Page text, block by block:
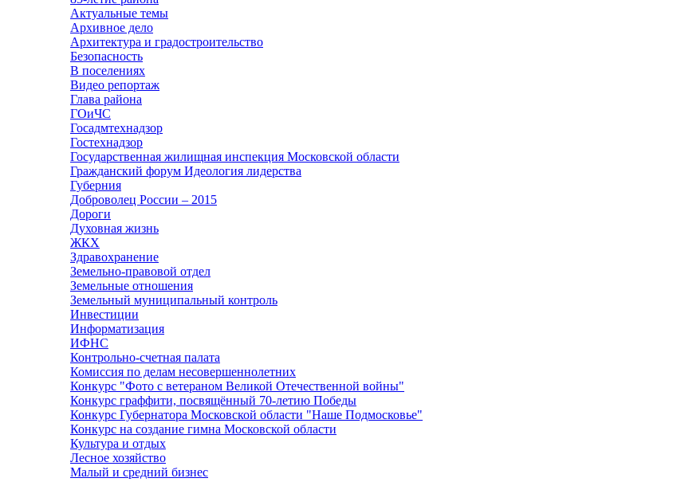
Актуальные темы
Архивное дело
Архитектура и градостроительство
Безопасность
В поселениях
Видео репортаж
Глава района
ГОиЧС
Госадмтехнадзор
Гостехнадзор
Государственная жилищная инспекция Московской области
Гражданский форум Идеология лидерства
Губерния
Доброволец России – 2015
Дороги
Духовная жизнь
ЖКХ
Здравохранение
Земельно-правовой отдел
Земельные отношения
Земельный муниципальный контроль
Инвестиции
Информатизация
ИФНС
Контрольно-счетная палата
Комиссия по делам несовершеннолетних
Конкурс "Фото с ветераном Великой Отечественной войны"
Конкурс граффити, посвящённый 70-летию Победы
Конкурс Губернатора Московской области "Наше Подмосковье"
Конкурс на создание гимна Московской области
Культура и отдых
Лесное хозяйство
Малый и средний бизнес